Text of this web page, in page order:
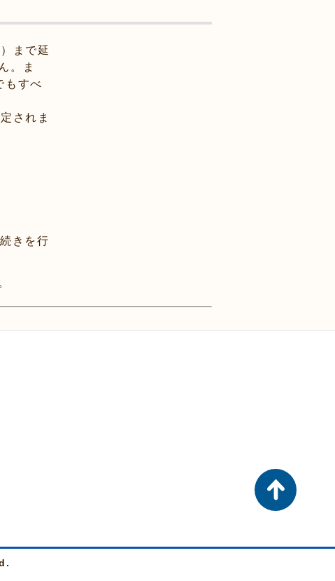
まで延
。ま
もすべ
されま
きを行